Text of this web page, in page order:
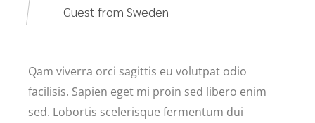
Guest from Sweden
Qam viverra orci sagittis eu volutpat odio
facilisis. Sapien eget mi proin sed libero enim
sed. Lobortis scelerisque fermentum dui